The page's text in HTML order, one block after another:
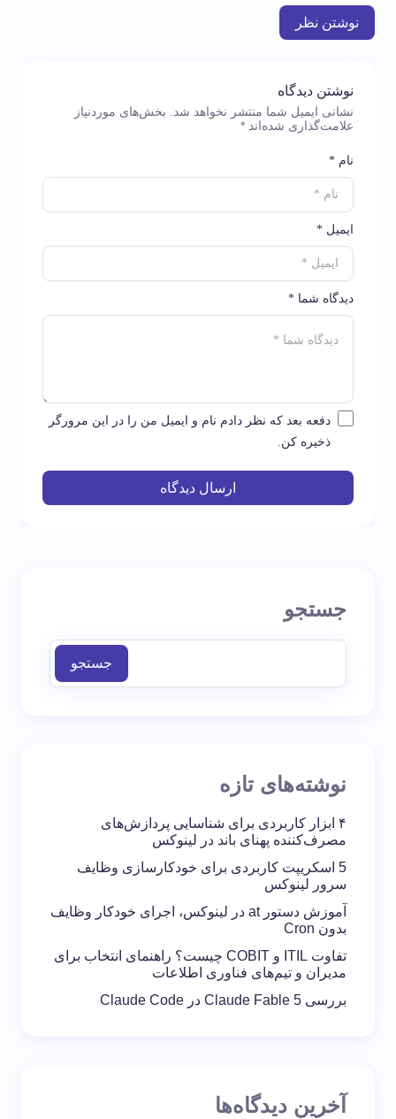
نوشتن نظر
نوشتن دیدگاه
نشانی ایمیل شما منتشر نخواهد شد.
بخش‌های موردنیاز
علامت‌گذاری شده‌اند *
دیدگاه شما *
نام *
ایمیل *
دفعه بعد که نظر دادم نام و ایمیل من را در این مرورگر
ذخیره کن.
ارسال دیدگاه
جستجو
جستجو
نوشته‌های تازه
۴ ابزار کاربردی برای شناسایی پردازش‌های
مصرف‌کننده پهنای باند در لینوکس
5 اسکریپت کاربردی برای خودکارسازی وظایف
سرور لینوکس
آموزش دستور at در لینوکس، اجرای خودکار وظایف
بدون Cron
تفاوت ITIL و COBIT چیست؟ راهنمای انتخاب برای
مدیران و تیم‌های فناوری اطلاعات
بررسی Claude Fable 5 در Claude Code
آخرین دیدگاه‌ها